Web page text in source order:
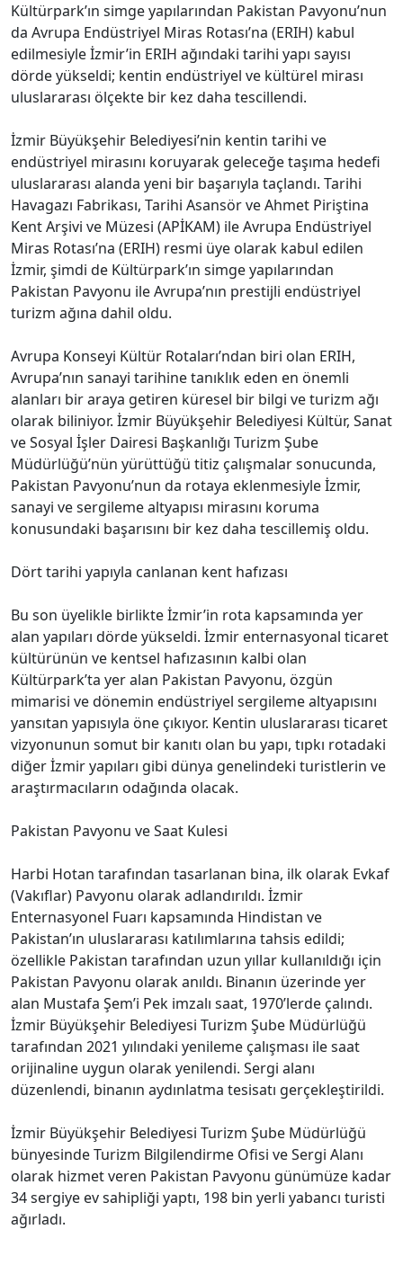
Kültürpark’ın simge yapılarından Pakistan Pavyonu’nun
da Avrupa Endüstriyel Miras Rotası’na (ERIH) kabul
edilmesiyle İzmir’in ERIH ağındaki tarihi yapı sayısı
dörde yükseldi; kentin endüstriyel ve kültürel mirası
uluslararası ölçekte bir kez daha tescillendi.
İzmir Büyükşehir Belediyesi’nin kentin tarihi ve
endüstriyel mirasını koruyarak geleceğe taşıma hedefi
uluslararası alanda yeni bir başarıyla taçlandı. Tarihi
Havagazı Fabrikası, Tarihi Asansör ve Ahmet Piriştina
Kent Arşivi ve Müzesi (APİKAM) ile Avrupa Endüstriyel
Miras Rotası’na (ERIH) resmi üye olarak kabul edilen
İzmir, şimdi de Kültürpark’ın simge yapılarından
Pakistan Pavyonu ile Avrupa’nın prestijli endüstriyel
turizm ağına dahil oldu.
Avrupa Konseyi Kültür Rotaları’ndan biri olan ERIH,
Avrupa’nın sanayi tarihine tanıklık eden en önemli
alanları bir araya getiren küresel bir bilgi ve turizm ağı
olarak biliniyor. İzmir Büyükşehir Belediyesi Kültür, Sanat
ve Sosyal İşler Dairesi Başkanlığı Turizm Şube
Müdürlüğü’nün yürüttüğü titiz çalışmalar sonucunda,
Pakistan Pavyonu’nun da rotaya eklenmesiyle İzmir,
sanayi ve sergileme altyapısı mirasını koruma
konusundaki başarısını bir kez daha tescillemiş oldu.
Dört tarihi yapıyla canlanan kent hafızası
Bu son üyelikle birlikte İzmir’in rota kapsamında yer
alan yapıları dörde yükseldi. İzmir enternasyonal ticaret
kültürünün ve kentsel hafızasının kalbi olan
Kültürpark’ta yer alan Pakistan Pavyonu, özgün
mimarisi ve dönemin endüstriyel sergileme altyapısını
yansıtan yapısıyla öne çıkıyor. Kentin uluslararası ticaret
vizyonunun somut bir kanıtı olan bu yapı, tıpkı rotadaki
diğer İzmir yapıları gibi dünya genelindeki turistlerin ve
araştırmacıların odağında olacak.
Pakistan Pavyonu ve Saat Kulesi
Harbi Hotan tarafından tasarlanan bina, ilk olarak Evkaf
(Vakıflar) Pavyonu olarak adlandırıldı. İzmir
Enternasyonel Fuarı kapsamında Hindistan ve
Pakistan’ın uluslararası katılımlarına tahsis edildi;
özellikle Pakistan tarafından uzun yıllar kullanıldığı için
Pakistan Pavyonu olarak anıldı. Binanın üzerinde yer
alan Mustafa Şem’i Pek imzalı saat, 1970’lerde çalındı.
İzmir Büyükşehir Belediyesi Turizm Şube Müdürlüğü
tarafından 2021 yılındaki yenileme çalışması ile saat
orijinaline uygun olarak yenilendi. Sergi alanı
düzenlendi, binanın aydınlatma tesisatı gerçekleştirildi.
İzmir Büyükşehir Belediyesi Turizm Şube Müdürlüğü
bünyesinde Turizm Bilgilendirme Ofisi ve Sergi Alanı
olarak hizmet veren Pakistan Pavyonu günümüze kadar
34 sergiye ev sahipliği yaptı, 198 bin yerli yabancı turisti
ağırladı.